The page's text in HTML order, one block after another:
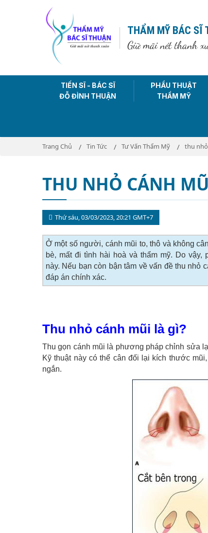
THẨM MỸ BÁC SĨ
Giữ mãi nét thanh
TIẾN SĨ - BÁC SĨ
ĐỖ ĐÌNH THUẬN
PHẨU THUẬT
THẨM MỸ
Trang Chủ Tin Tức Tư Vấn Thẩm Mỹ thu
THU NHỎ CÁNH
Thứ sáu, 03/03/2023, 20:21 GMT+7
Ở một số người, cánh mũi to, thô và không
bè, mất đi tình hài hoà và thẩm mỹ. Do
này. Nếu bạn còn bận tâm về vấn đề thu
đáp án chính xác.
Thu nhỏ cánh mũi là gì?
Thu gọn cánh mũi là phương pháp chỉnh sửa
Kỹ thuật này có thể cân đối lại kích thước
ngắn.